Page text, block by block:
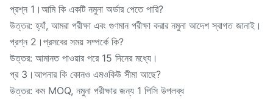
প্রশ্ন 1।আমি কি একটি নমুনা অর্ডার পেতে পারি?
উত্তর: হ্যাঁ, আমরা পরীক্ষা এবং গুণমান পরীক্ষা করার নমুনা আদেশ স্বাগত জানাই।
প্রশ্ন 2।প্রসবের সময় সম্পর্কে কি?
উত্তর: আমানত পাওয়ার পরে 15 দিনের মধ্যে।
প্র 3।আপনার কি কোনও এমওকিউ সীমা আছে?
উত্তর: কম MOQ, নমুনা পরীক্ষার জন্য 1 পিসি উপলব্ধ